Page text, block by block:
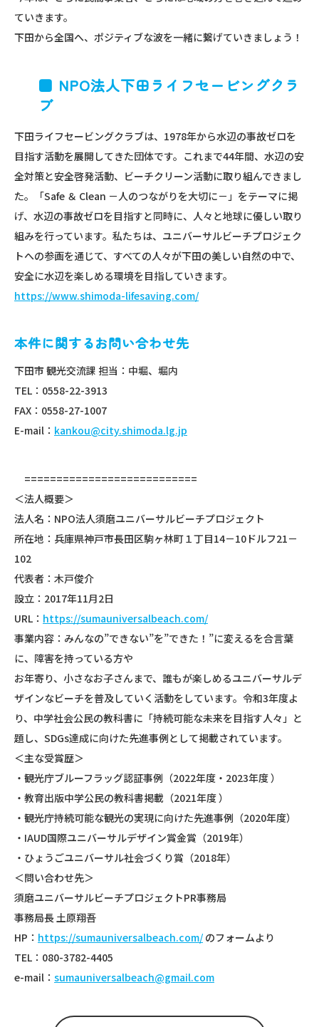
ていきます。
下田から全国へ、ポジティブな波を一緒に繋げていきましょう！
■ NPO法人下田ライフセービングクラ
ブ
下田ライフセービングクラブは、1978年から水辺の事故ゼロを
目指す活動を展開してきた団体です。これまで44年間、水辺の安
全対策と安全啓発活動、ビーチクリーン活動に取り組んできまし
た。「Safe ＆ Clean －人のつながりを大切に－」をテーマに掲
げ、水辺の事故ゼロを目指すと同時に、人々と地球に優しい取り
組みを行っています。私たちは、ユニバーサルビーチプロジェク
トへの参画を通じて、すべての人々が下田の美しい自然の中で、
安全に水辺を楽しめる環境を目指していきます。
https://www.shimoda-lifesaving.com/
本件に関するお問い合わせ先
下田市 観光交流課 担当：中堀、堀内
TEL：0558-22-3913
FAX：0558-27-1007
E-mail： kankou@city.shimoda.lg.jp
===========================
＜法人概要＞
法人名：NPO法人須磨ユニバーサルビーチプロジェクト
所在地：兵庫県神戸市長田区駒ヶ林町１丁目14－10ドルフ21－
102
代表者：木戸俊介
設立：2017年11月2日
URL： https://sumauniversalbeach.com/
事業内容：みんなの”できない”を”できた！”に変えるを合言葉
に、障害を持っている方や
お年寄り、小さなお子さんまで、誰もが楽しめるユニバーサルデ
ザインなビーチを普及していく活動をしています。令和3年度よ
り、中学社会公民の教科書に「持続可能な未来を目指す人々」と
題し、SDGs達成に向けた先進事例として掲載されています。
＜主な受賞歴＞
・観光庁ブルーフラッグ認証事例（2022年度・2023年度 ）
・教育出版中学公民の教科書掲載（2021年度 ）
・観光庁持続可能な観光の実現に向けた先進事例（2020年度）
・IAUD国際ユニバーサルデザイン賞金賞（2019年）
・ひょうごユニバーサル社会づくり賞（2018年）
＜問い合わせ先＞
須磨ユニバーサルビーチプロジェクトPR事務局
事務局長 土原翔吾
HP： https://sumauniversalbeach.com/ のフォームより
TEL：080-3782-4405
e-mail： sumauniversalbeach@gmail.com